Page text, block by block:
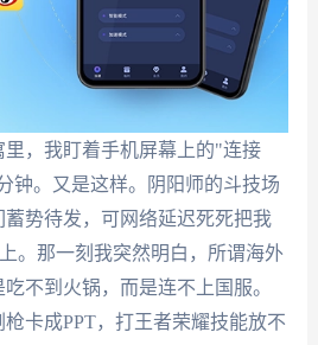
，我盯着手机屏幕上的"连接
钟。又是这样。阴阳师的斗技场
势待发，可网络延迟死死把我
。那一刻我突然明白，所谓海外
不到火锅，而是连不上国服。
卡成PPT，打王者荣耀技能放不